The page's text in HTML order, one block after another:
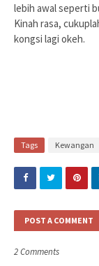
lebih awal seperti
Kinah rasa,
kongsi lagi okeh.
Tags Kewangan
POST A COMMENT
2 Comments